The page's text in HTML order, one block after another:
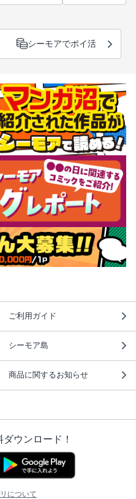
シーモアでポイ活
ご利用ガイド
シーモア島
商品に関するお知らせ
ウンロード！
について